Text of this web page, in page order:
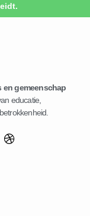
gemeenschap
educatie,
D